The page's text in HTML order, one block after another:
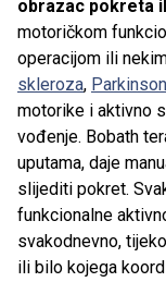
obrazac pokreta
motoričkom
operacijom ili
skleroza,
motorike i aktivno
vođenje. Bobath
uputama, daje
slijediti pokret.
funkcionalne
svakodnevno,
ili bilo kojega